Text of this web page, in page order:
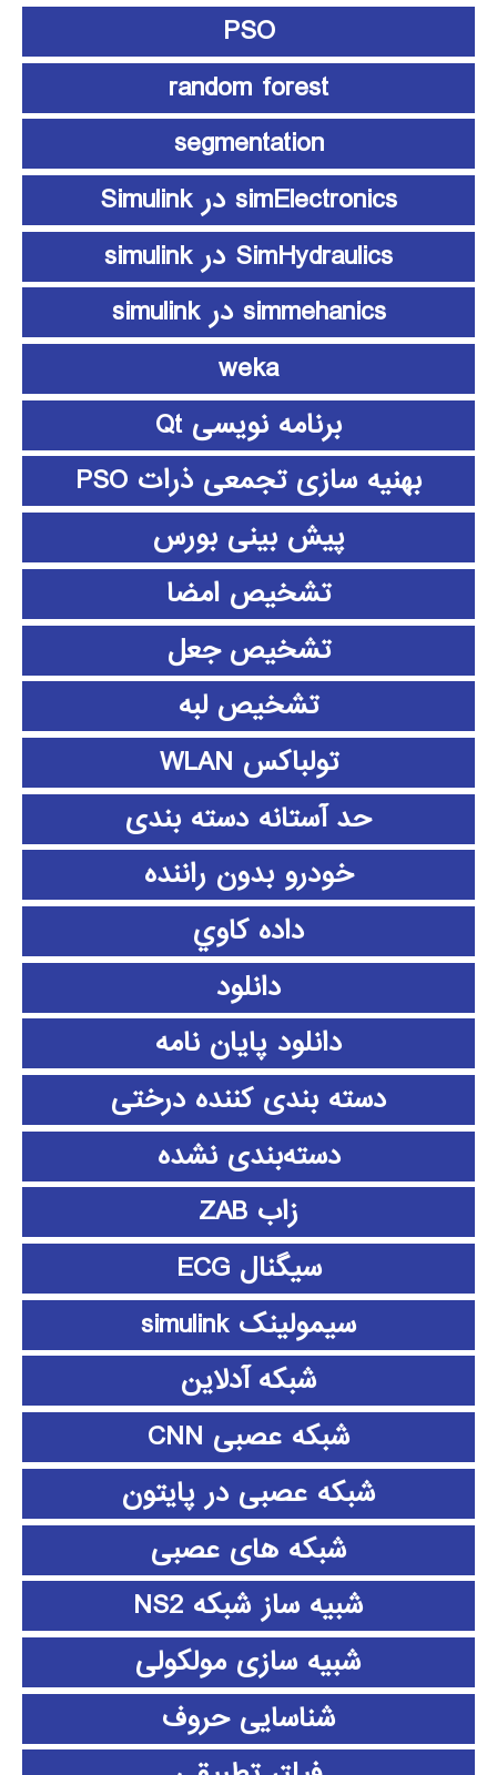
PSO
random forest
segmentation
simElectronics در Simulink
SimHydraulics در simulink
simmehanics در simulink
weka
برنامه نویسی Qt
بهنیه سازی تجمعی ذرات PSO
پیش بینی بورس
تشخیص امضا
تشخیص جعل
تشخیص لبه
تولباکس WLAN
حد آستانه دسته بندی
خودرو بدون راننده
داده كاوي
دانلود
دانلود پايان نامه
دسته بندی کننده درختی
دسته‌بندی نشده
زاب ZAB
سیگنال ECG
سیمولینک simulink
شبکه آدلاین
شبکه عصبی CNN
شبکه عصبی در پایتون
شبکه های عصبی
شبیه ساز شبکه NS2
شبیه سازی مولکولی
شناسایی حروف